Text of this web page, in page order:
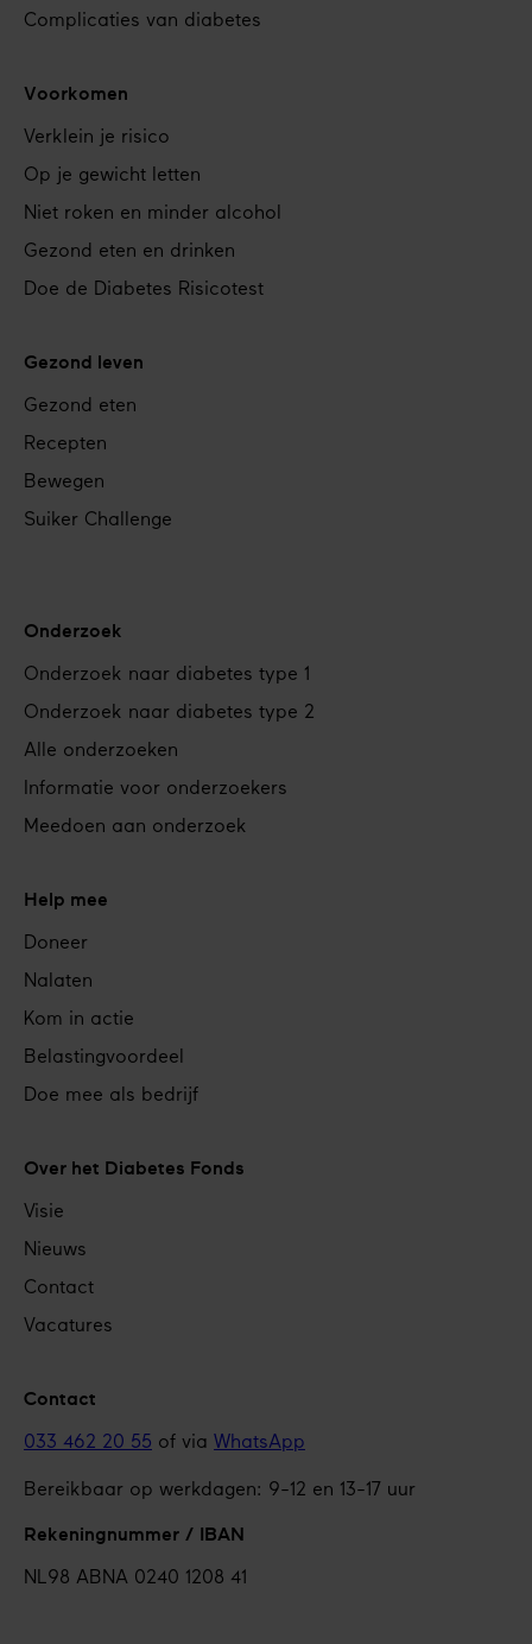
Complicaties van diabetes
Voorkomen
Verklein je risico
Op je gewicht letten
Niet roken en minder alcohol
Gezond eten en drinken
Doe de Diabetes Risicotest
Gezond leven
Gezond eten
Recepten
Bewegen
Suiker Challenge
Onderzoek
Onderzoek naar diabetes type 1
Onderzoek naar diabetes type 2
Alle onderzoeken
Informatie voor onderzoekers
Meedoen aan onderzoek
Help mee
Doneer
Nalaten
Kom in actie
Belastingvoordeel
Doe mee als bedrijf
Over het Diabetes Fonds
Visie
Nieuws
Contact
Vacatures
Contact
033 462 20 55 of via WhatsApp
Bereikbaar op werkdagen: 9-12 en 13-17 uur
Rekeningnummer / IBAN
NL98 ABNA 0240 1208 41